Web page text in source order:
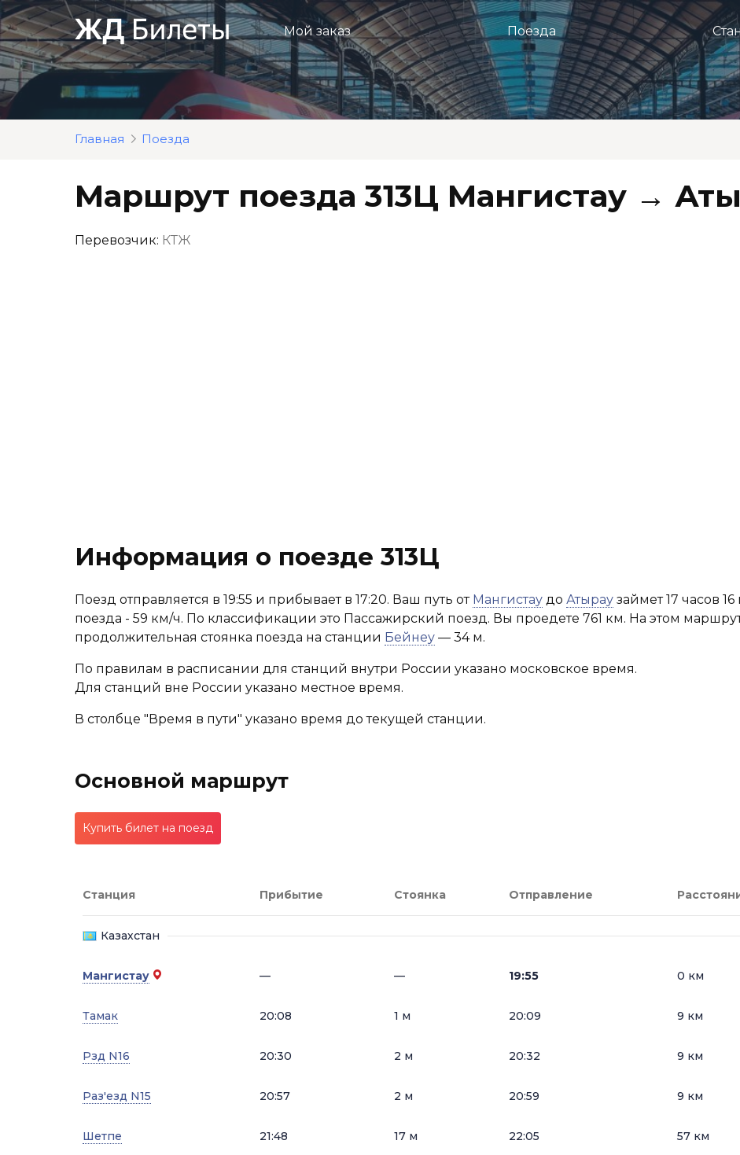
Перейти
к
контенту
Мой заказ Поезда
Главная Поезда
Маршрут поезда 313Ц Мангистау →
Перевозчик: КТЖ
Информация о поезде 313Ц
Поезд отправляется в 19:55 и прибывает в 17:20. Ваш путь от Мангистаудо Атыраузаймет 17 часов
поезда - 59 км/ч. По классификации это Пассажирский поезд. Вы проедете 761 км. На этом
продолжительная стоянка поезда на станции Бейнеу— 34 м.
По правилам в расписании для станций внутри России указано московское время.
Для станций вне России указано местное время.
В столбце "Время в пути" указано время до текущей станции.
Основной маршрут
Купить билет на поезд
Станция Прибытие Стоянка Отправление
Казахстан
Мангистау — — 19:55 0 км
Тамак 20:08 1 м 20:09 9 км
Рзд N16 20:30 2 м 20:32 9 км
Раз'езд N15 20:57 2 м 20:59 9 км
Шетпе 21:48 17 м 22:05 57 км